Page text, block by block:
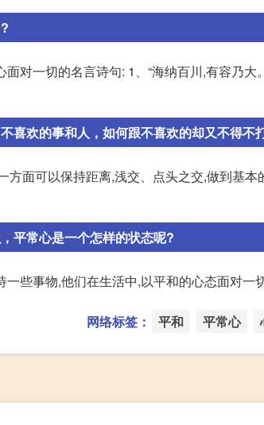
面对一切的名言诗句: 1、“海纳百川,有容乃
喜欢的事和人，如何跟不喜欢的却又不得不
方面可以保持距离,浅交、点头之交,做到基
平常心是一个怎样的状态呢?
些事物,他们在生活中,以平和的心态面对一
网络标签： 平和 平常心